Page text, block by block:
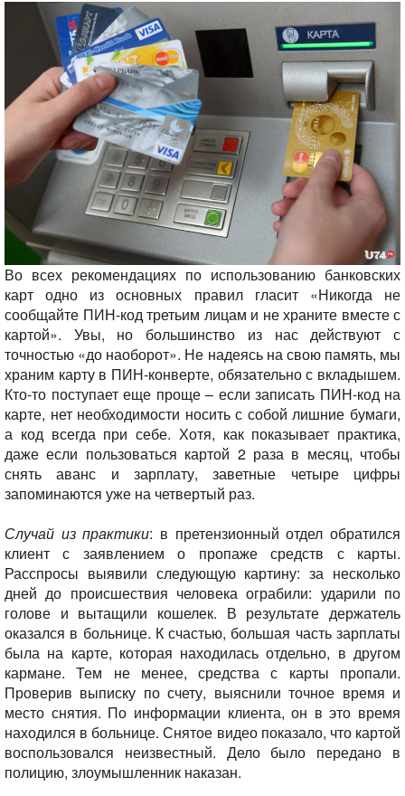
Во всех рекомендациях по использованию банковских
карт одно из основных правил гласит «Никогда не
сообщайте ПИН-код третьим лицам и не храните вместе с
картой». Увы, но большинство из нас действуют с
точностью «до наоборот». Не надеясь на свою память, мы
храним карту в ПИН-конверте, обязательно с вкладышем.
Кто-то поступает еще проще – если записать ПИН-код на
карте, нет необходимости носить с собой лишние бумаги,
а код всегда при себе. Хотя, как показывает практика,
даже если пользоваться картой 2 раза в месяц, чтобы
снять аванс и зарплату, заветные четыре цифры
запоминаются уже на четвертый раз.
Случай из практики: в претензионный отдел обратился
клиент с заявлением о пропаже средств с карты.
Расспросы выявили следующую картину: за несколько
дней до происшествия человека ограбили: ударили по
голове и вытащили кошелек. В результате держатель
оказался в больнице. К счастью, большая часть зарплаты
была на карте, которая находилась отдельно, в другом
кармане. Тем не менее, средства с карты пропали.
Проверив выписку по счету, выяснили точное время и
место снятия. По информации клиента, он в это время
находился в больнице. Снятое видео показало, что картой
воспользовался неизвестный. Дело было передано в
полицию, злоумышленник наказан.